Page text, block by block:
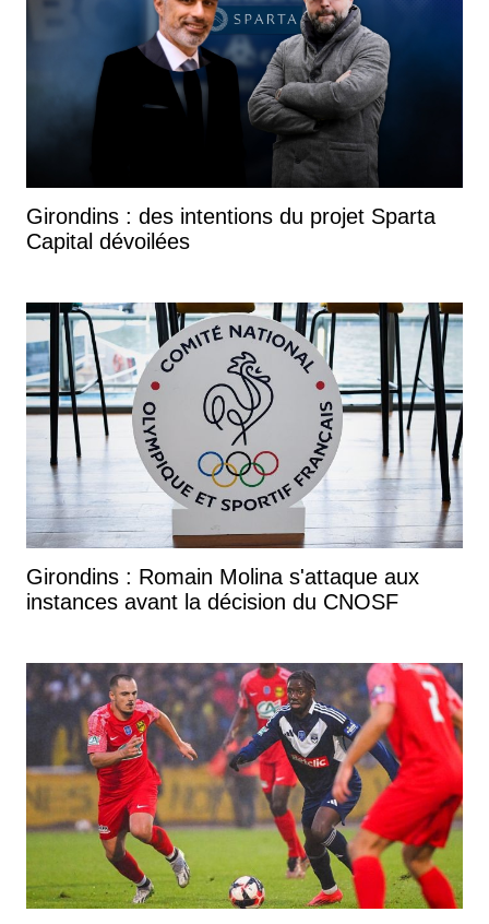
Girondins : des intentions du projet Sparta
Capital dévoilées
Girondins : Romain Molina s'attaque aux
instances avant la décision du CNOSF